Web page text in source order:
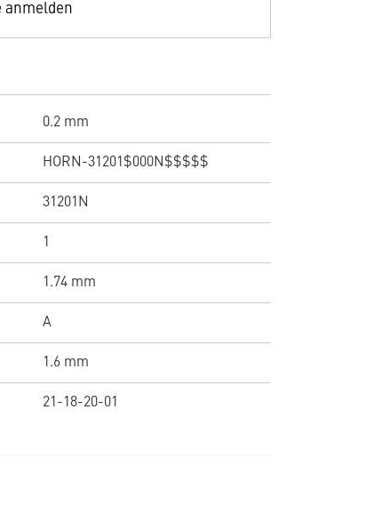
anmelden
0.2 mm
HORN-31201$000N$$$$$
31201N
1
1.74 mm
A
1.6 mm
21-18-20-01